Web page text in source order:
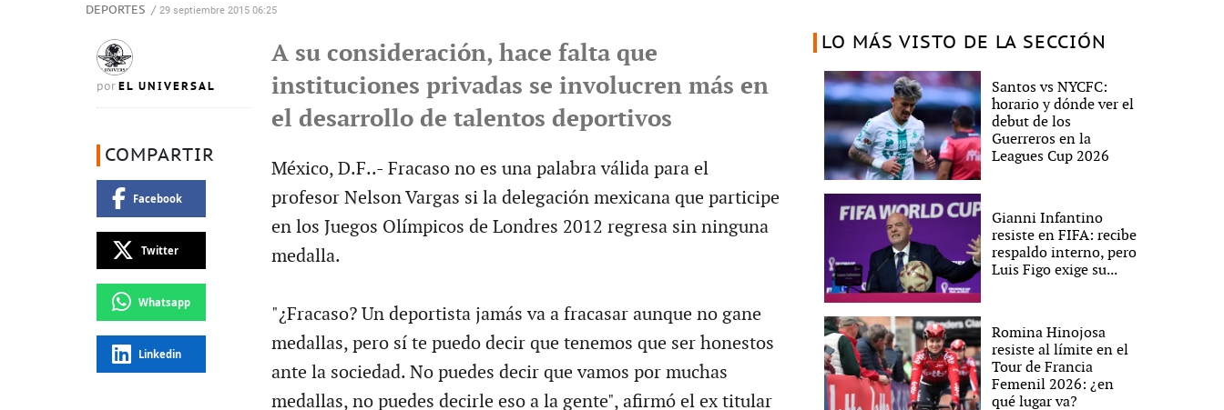
DEPORTES / 29 septiembre 2015 06:25
por EL UNIVERSAL
COMPARTIR
Facebook
Twitter
Whatsapp
Linkedin
A su consideración, hace falta que
instituciones privadas se involucren más en
el desarrollo de talentos deportivos
México, D.F..- Fracaso no es una palabra válida para el
profesor Nelson Vargas si la delegación mexicana que participe
en los Juegos Olímpicos de Londres 2012 regresa sin ninguna
medalla.
"¿Fracaso? Un deportista jamás va a fracasar aunque no gane
medallas, pero sí te puedo decir que tenemos que ser honestos
ante la sociedad. No puedes decir que vamos por muchas
medallas, no puedes decirle eso a la gente", afirmó el ex titular
LO MÁS VISTO DE LA SECCIÓN
Santos vs NYCFC:
horario y dónde ver el
debut de los
Guerreros en la
Leagues Cup 2026
Gianni Infantino
resiste en FIFA: recibe
respaldo interno, pero
Luis Figo exige su...
Romina Hinojosa
resiste al límite en el
Tour de Francia
Femenil 2026: ¿en
qué lugar va?